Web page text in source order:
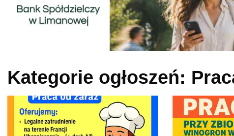
Kategorie ogłoszeń: